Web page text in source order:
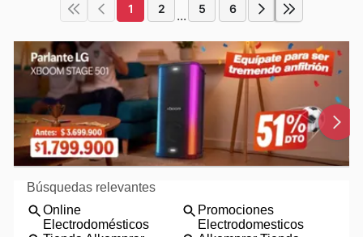
1 2 ... 5 6